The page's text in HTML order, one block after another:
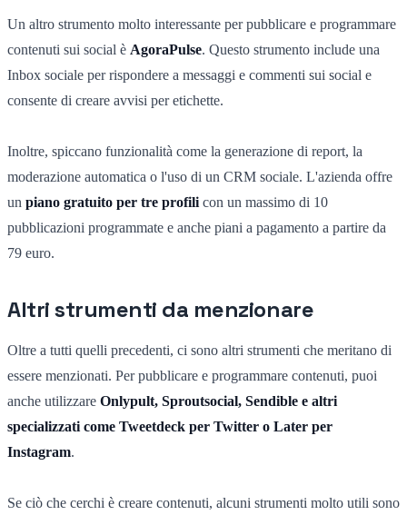
Un altro strumento molto interessante per pubblicare e programmare
contenuti sui social è AgoraPulse. Questo strumento include una
Inbox sociale per rispondere a messaggi e commenti sui social e
consente di creare avvisi per etichette.
Inoltre, spiccano funzionalità come la generazione di report, la
moderazione automatica o l'uso di un CRM sociale. L'azienda offre
un piano gratuito per tre profili con un massimo di 10
pubblicazioni programmate e anche piani a pagamento a partire da
79 euro.
Altri strumenti da menzionare
Oltre a tutti quelli precedenti, ci sono altri strumenti che meritano di
essere menzionati. Per pubblicare e programmare contenuti, puoi
anche utilizzare Onlypult, Sproutsocial, Sendible e altri
specializzati come Tweetdeck per Twitter o Later per
Instagram.
Se ciò che cerchi è creare contenuti, alcuni strumenti molto utili sono